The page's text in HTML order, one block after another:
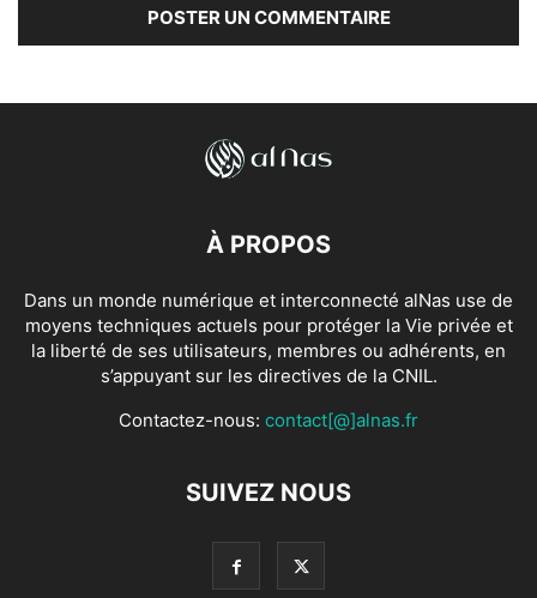
À PROPOS
Dans un monde numérique et interconnecté alNas use de
moyens techniques actuels pour protéger la Vie privée et
la liberté de ses utilisateurs, membres ou adhérents, en
s’appuyant sur les directives de la CNIL.
Contactez-nous: contact[@]alnas.fr
SUIVEZ NOUS